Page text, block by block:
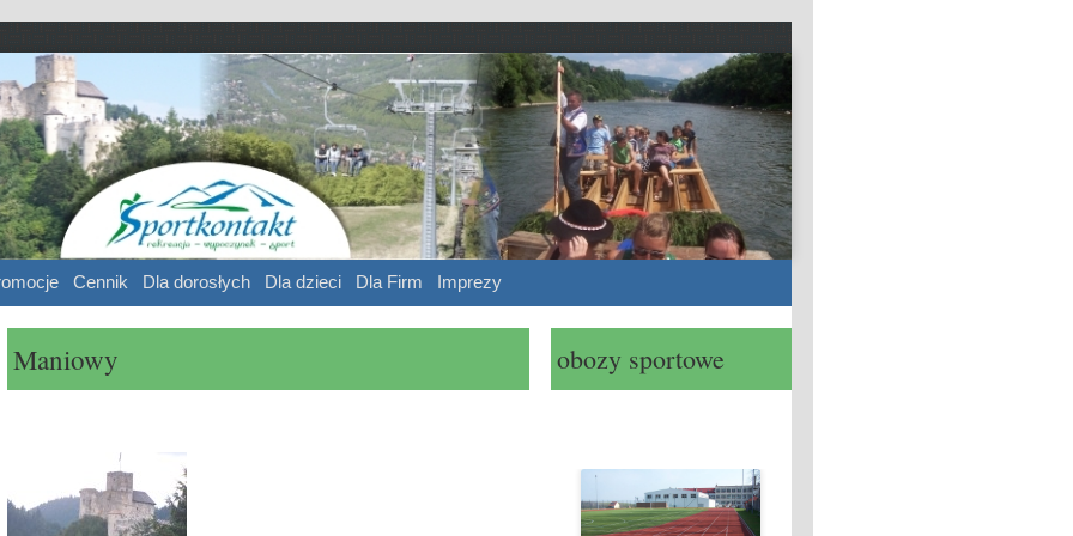
sport
Cennik Dla dorosłych Dla dzieci Dla Firm Imprezy
Maniowy obozy sportowe